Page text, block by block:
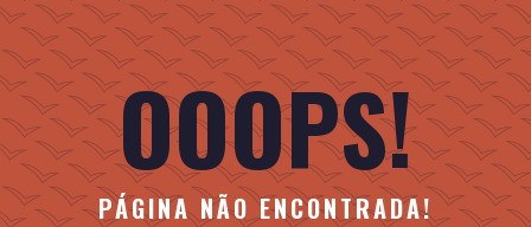
OOOPS!
PÁGINA NÃO ENCONTRADA!